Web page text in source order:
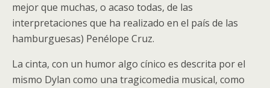
mejor que muchas, o acaso todas, de las
interpretaciones que ha realizado en el país de las
hamburguesas) Penélope Cruz.
La cinta, con un humor algo cínico es descrita por el
mismo Dylan como una tragicomedia musical, como